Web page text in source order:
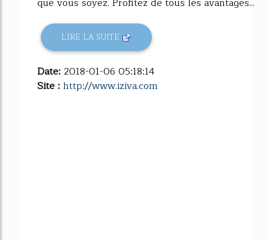
LIRE LA SUITE
Date: 2018-01-06 05:18:14
Site :http://www.iziva.com